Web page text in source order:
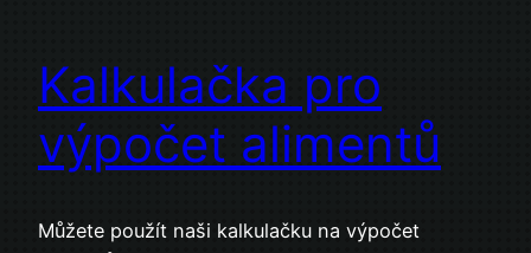
Kalkulačka pro
výpočet alimentů
Můžete použít naši kalkulačku na výpočet